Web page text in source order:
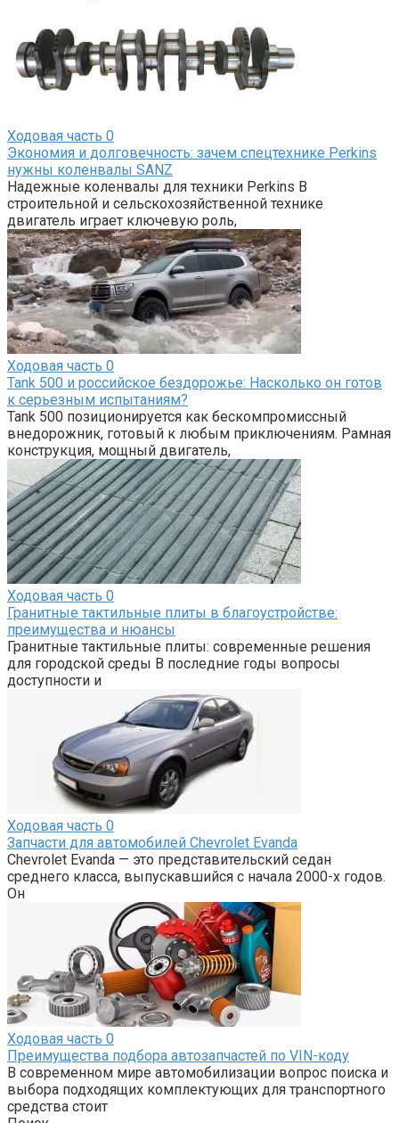
Ходовая часть 0
Экономия и долговечность: зачем спецтехнике Perkins
нужны коленвалы SANZ
Надежные коленвалы для техники Perkins В
строительной и сельскохозяйственной технике
двигатель играет ключевую роль,
Ходовая часть 0
Tank 500 и российское бездорожье: Насколько он готов
к серьезным испытаниям?
Tank 500 позиционируется как бескомпромиссный
внедорожник, готовый к любым приключениям. Рамная
конструкция, мощный двигатель,
Ходовая часть 0
Гранитные тактильные плиты в благоустройстве:
преимущества и нюансы
Гранитные тактильные плиты: современные решения
для городской среды В последние годы вопросы
доступности и
Ходовая часть 0
Запчасти для автомобилей Chevrolet Evanda
Chevrolet Evanda — это представительский седан
среднего класса, выпускавшийся с начала 2000-х годов.
Он
Ходовая часть 0
Преимущества подбора автозапчастей по VIN-коду
В современном мире автомобилизации вопрос поиска и
выбора подходящих комплектующих для транспортного
средства стоит